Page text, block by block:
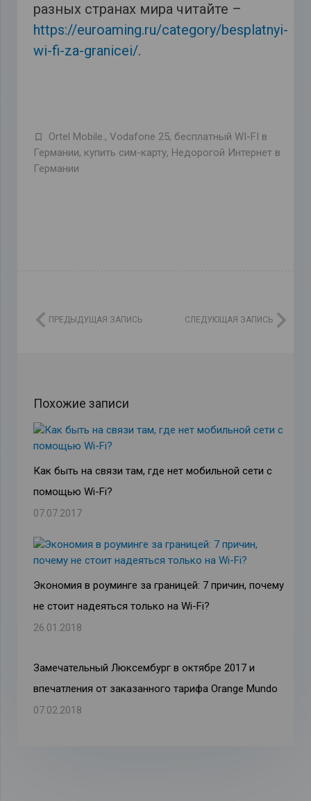
разных странах мира читайте –
https://euroaming.ru/category/besplatnyi-
wi-fi-za-granicei/.
Ortel Mobile., Vodafone 25, бесплатный WI-FI в
Германии, купить сим-карту, Недорогой Интернет в
Германии
ПРЕДЫДУЩАЯ ЗАПИСЬ СЛЕДУЮЩАЯ ЗАПИСЬ
Похожие записи
Как быть на связи там, где нет мобильной сети с
помощью Wi-Fi?
07.07.2017
Экономия в роуминге за границей: 7 причин, почему
не стоит надеяться только на Wi-Fi?
26.01.2018
Замечательный Люксембург в октябре 2017 и
впечатления от заказанного тарифа Orange Mundo
07.02.2018